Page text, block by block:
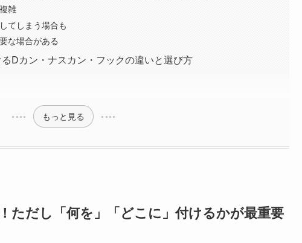
雑
てしまう場合も
な場合がある
Dカン・ナスカン・フックの違いと選び方
もっと見る
ただし「何を」「どこに」付けるかが最重要